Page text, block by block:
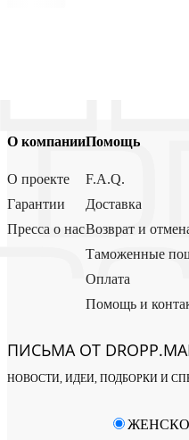
О компании
О проекте
Гарантии
Пресса о нас
Помощь
F.A.Q.
Доставка
Возврат и
Таможенные
Оплата
Помощь и
ПИСЬМА ОТ
НОВОСТИ, ИДЕИ, ПОДБОРКИ И